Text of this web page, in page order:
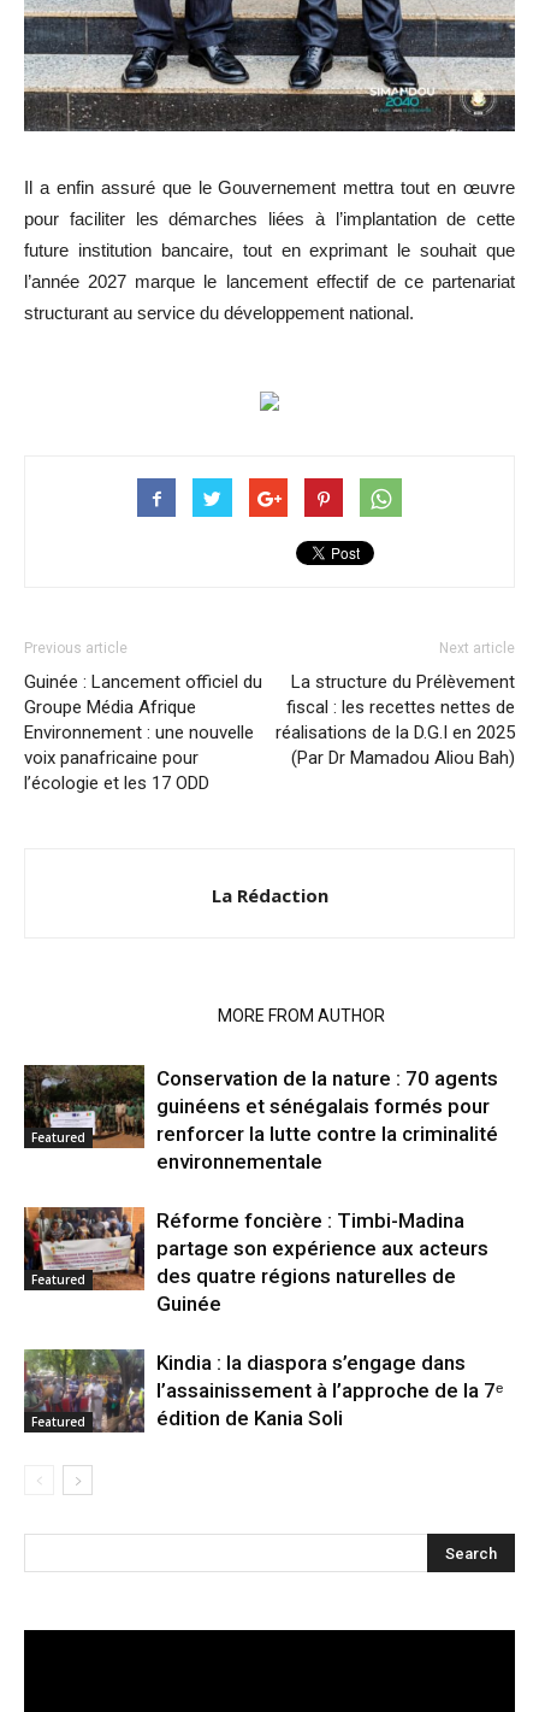
Il a enfin assuré que le Gouvernement mettra tout en œuvre
pour faciliter les démarches liées à l’implantation de cette
future institution bancaire, tout en exprimant le souhait que
l’année 2027 marque le lancement effectif de ce partenariat
structurant au service du développement national.
Previous article
Guinée : Lancement officiel du
Groupe Média Afrique
Environnement : une nouvelle
voix panafricaine pour
l’écologie et les 17 ODD
Next article
La structure du Prélèvement
fiscal : les recettes nettes de
réalisations de la D.G.I en 2025
(Par Dr Mamadou Aliou Bah)
La Rédaction
MORE FROM AUTHOR
Featured
Conservation de la nature : 70 agents
guinéens et sénégalais formés pour
renforcer la lutte contre la criminalité
environnementale
Featured
Réforme foncière : Timbi-Madina
partage son expérience aux acteurs
des quatre régions naturelles de
Guinée
Featured
Kindia : la diaspora s’engage dans
l’assainissement à l’approche de la 7ᵉ
édition de Kania Soli